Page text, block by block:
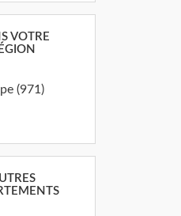
VOTRE
(971)